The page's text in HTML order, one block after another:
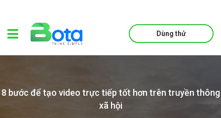
Dùng thử
8 bước để tạo video trực tiếp tốt hơn trên truyền thông
xã hội